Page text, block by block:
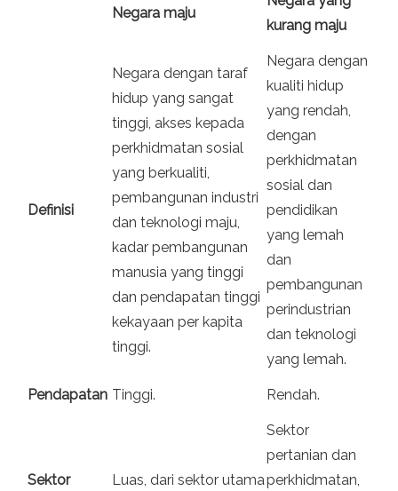
Negara maju
kurang maju
Definisi
Negara dengan taraf
hidup yang sangat
tinggi, akses kepada
perkhidmatan sosial
yang berkualiti,
pembangunan industri
dan teknologi maju,
kadar pembangunan
manusia yang tinggi
dan pendapatan tinggi
kekayaan per kapita
tinggi.
Negara dengan
kualiti hidup
yang rendah,
dengan
perkhidmatan
sosial dan
pendidikan
yang lemah
dan
pembangunan
perindustrian
dan teknologi
yang lemah.
Pendapatan Tinggi. Rendah.
Sektor Luas, dari sektor utama
Sektor
pertanian dan
perkhidmatan,